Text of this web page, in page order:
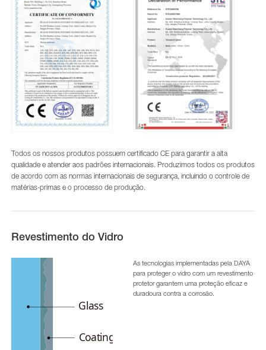
Todos os nossos produtos possuem certificado CE para garantir a alta
qualidade e atender aos padrões internacionais. Produzimos todos os produtos
de acordo com as normas internacionais de segurança, incluindo o controle de
matérias-primas e o processo de produção.
Revestimento do Vidro
As tecnologias implementadas pela DAYA
para proteger o vidro com um revestimento
protetor garantem uma proteção eficaz e
duradoura contra a corrosão.